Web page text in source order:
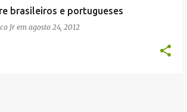
brasileiros e portugueses
Jr em agosto 24, 2012